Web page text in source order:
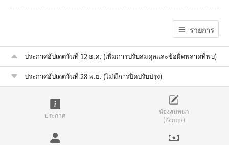
รายการ
ประกาศอัปเดตวันที่ 12 ธ.ค. (เพิ่มการปรับสมดุลและข้อผิดพลาดที่พบ)
ประกาศอัปเดตวันที่ 28 พ.ย. (ไม่มีการปิดปรับปรุง)
ประกาศ
ห้องสนทนา
(อังกฤษ)